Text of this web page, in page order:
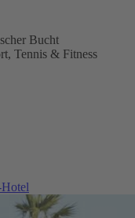
Bucht
Tennis & Fitness